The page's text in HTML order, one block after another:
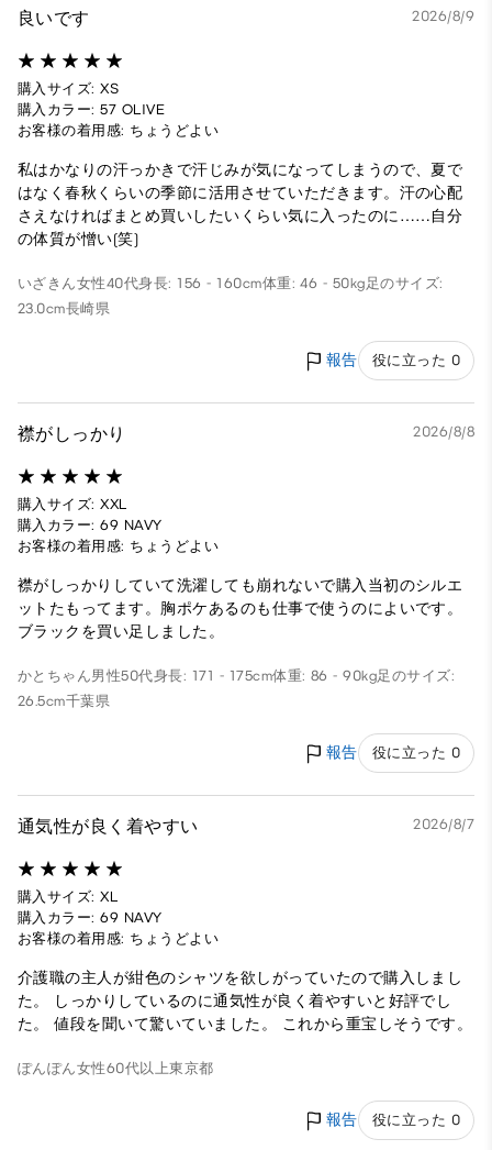
良いです 2026/8/9
購入サイズ: XS
購入カラー: 57 OLIVE
お客様の着用感: ちょうどよい
私はかなりの汗っかきで汗じみが気になってしまうので、夏で
はなく春秋くらいの季節に活用させていただきます。汗の心配
さえなければまとめ買いしたいくらい気に入ったのに……自分
の体質が憎い(笑)
いざきん女性40代身長: 156 - 160cm体重: 46 - 50kg 足のサイズ:
23.0cm長崎県
報告 役に立った 0
襟がしっかり 2026/8/8
購入サイズ: XXL
購入カラー: 69 NAVY
お客様の着用感: ちょうどよい
襟がしっかりしていて洗濯しても崩れないで購入当初のシルエ
ットたもってます。胸ポケあるのも仕事で使うのによいです。
ブラックを買い足しました。
かとちゃん男性50代身長: 171 - 175cm体重: 86 - 90kg足のサイズ:
26.5cm千葉県
報告 役に立った 0
通気性が良く着やすい 2026/8/7
購入サイズ: XL
購入カラー: 69 NAVY
お客様の着用感: ちょうどよい
介護職の主人が紺色のシャツを欲しがっていたので購入しまし
た。 しっかりしているのに通気性が良く着やすいと好評でし
た。 値段を聞いて驚いていました。 これから重宝しそうです。
ぽんぽん女性60代以上東京都
報告 役に立った 0